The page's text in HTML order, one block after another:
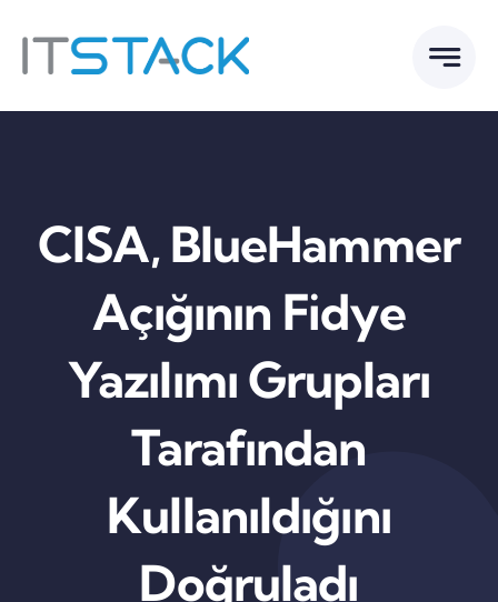
content
CISA, BlueHammer
Açığının Fidye
Yazılımı Grupları
Tarafından
Kullanıldığını
Doğruladı